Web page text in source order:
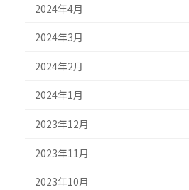
2024年4月
2024年3月
2024年2月
2024年1月
2023年12月
2023年11月
2023年10月